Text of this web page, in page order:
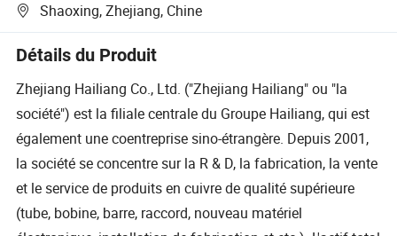
Shaoxing, Zhejiang, Chine
Détails du Produit
Zhejiang Hailiang Co., Ltd. ("Zhejiang Hailiang" ou "la
société") est la filiale centrale du Groupe Hailiang, qui est
également une coentreprise sino-étrangère. Depuis 2001,
la société se concentre sur la R & D, la fabrication, la vente
et le service de produits en cuivre de qualité supérieure
(tube, bobine, barre, raccord, nouveau matériel